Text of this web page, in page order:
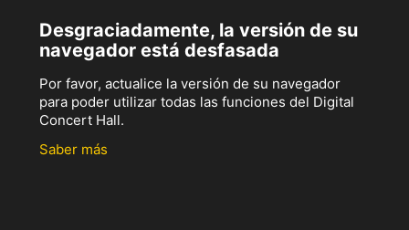
Desgraciadamente, la versión de su
navegador está desfasada
Por favor, actualice la versión de su navegador
para poder utilizar todas las funciones del Digital
Concert Hall.
Saber más